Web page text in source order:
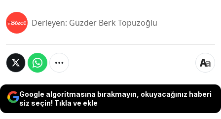
Derleyen: Güzder Berk Topuzoğlu
Google algoritmasına bırakmayın, okuyacağınız haberi
siz seçin! Tıkla ve ekle